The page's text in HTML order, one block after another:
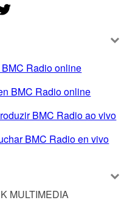
Radio online
BMC Radio online
BMC Radio ao vivo
BMC Radio en vivo
MULTIMEDIA